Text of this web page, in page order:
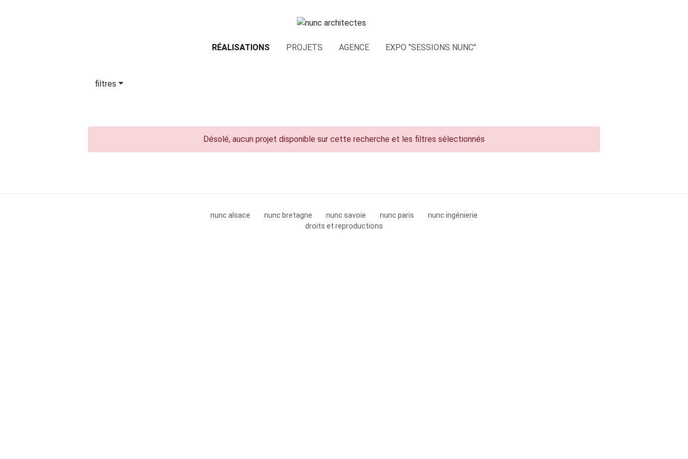
RÉALISATIONS PROJETS AGENCE EXPO "SESSIONS NUNC"
filtres
Désolé, aucun projet disponible sur cette recherche et les filtres sélectionnés
nunc alsace nunc bretagne nunc savoie nunc paris
nunc ingénierie
droits et reproductions